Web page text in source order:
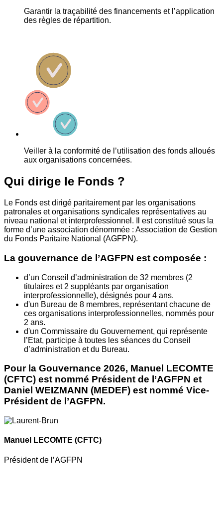
Garantir la traçabilité des financements et l’application
des règles de répartition.
Veiller à la conformité de l’utilisation des fonds alloués
aux organisations concernées.
Qui dirige le Fonds ?
Le Fonds est dirigé paritairement par les organisations
patronales et organisations syndicales représentatives au
niveau national et interprofessionnel. Il est constitué sous la
forme d’une association dénommée : Association de Gestion
du Fonds Paritaire National (AGFPN).
La gouvernance de l’AGFPN est composée :
d’un Conseil d’administration de 32 membres (2
titulaires et 2 suppléants par organisation
interprofessionnelle), désignés pour 4 ans.
d'un Bureau de 8 membres, représentant chacune de
ces organisations interprofessionnelles, nommés pour
2 ans.
d'un Commissaire du Gouvernement, qui représente
l’Etat, participe à toutes les séances du Conseil
d’administration et du Bureau.
Pour la Gouvernance 2026, Manuel LECOMTE
(CFTC) est nommé Président de l’AGFPN et
Daniel WEIZMANN (MEDEF) est nommé Vice-
Président de l’AGFPN.
Manuel LECOMTE (CFTC)
Président de l’AGFPN